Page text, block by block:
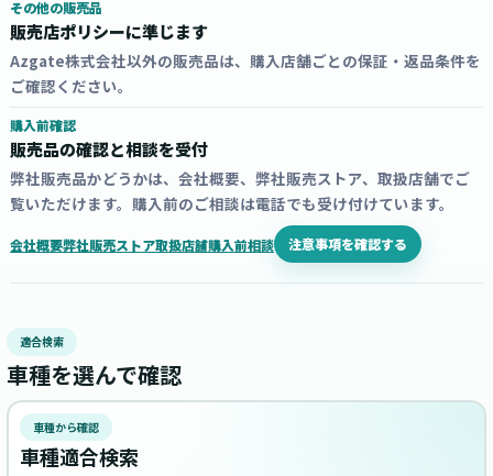
その他の販売品
販売店ポリシーに準じます
Azgate株式会社以外の販売品は、購入店舗ごとの保証・返品条件を
ご確認ください。
購入前確認
販売品の確認と相談を受付
弊社販売品かどうかは、会社概要、弊社販売ストア、取扱店舗でご
覧いただけます。購入前のご相談は電話でも受け付けています。
会社概要弊社販売ストア取扱店舗購入前相談 注意事項を確認する
適合検索
車種を選んで確認
車種から確認
車種適合検索